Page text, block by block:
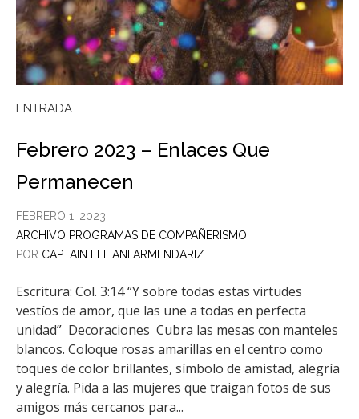
ENTRADA
Febrero 2023 – Enlaces Que
Permanecen
FEBRERO 1, 2023
ARCHIVO PROGRAMAS DE COMPAÑERISMO
POR CAPTAIN LEILANI ARMENDARIZ
Escritura: Col. 3:14 “Y sobre todas estas virtudes
vestíos de amor, que las une a todas en perfecta
unidad” Decoraciones Cubra las mesas con manteles
blancos. Coloque rosas amarillas en el centro como
toques de color brillantes, símbolo de amistad, alegría
y alegría. Pida a las mujeres que traigan fotos de sus
amigos más cercanos para...